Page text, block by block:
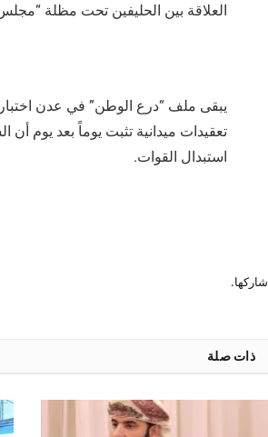
العلاقة بين الحليفين تحت مظلة
يبقى ملف “درع الوطن” في عدن
تعقيدات ميدانية تثبت يوماً بعد يوم
استبدال القوات.
شاركها.
ذات صلة